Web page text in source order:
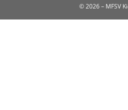
© 2026 – MFSV